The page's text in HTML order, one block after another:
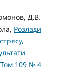
Д.В.
Розлади
Том 109 № 4